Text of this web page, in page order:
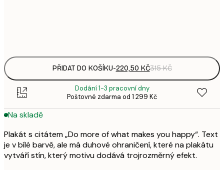
PŘIDAT DO KOŠÍKU-220,50 KČ315 KČ
Dodání 1-3 pracovní dny
Poštovné zdarma od 1 299 Kč
Na skladě
Plakát s citátem „Do more of what makes you happy“. Text
je v bílé barvě, ale má duhové ohraničení, které na plakátu
vytváří stín, který motivu dodává trojrozměrný efekt.